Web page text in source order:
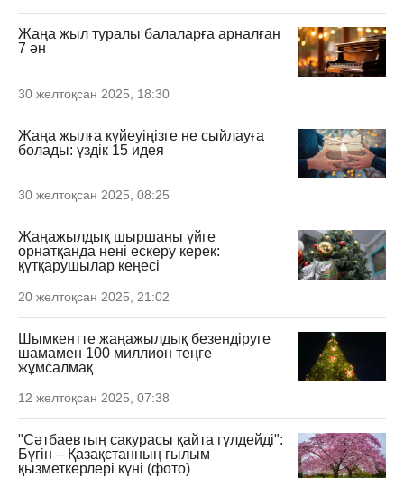
Жаңа жыл туралы балаларға арналған
7 ән
30 желтоқсан 2025, 18:30
Жаңа жылға күйеуіңізге не сыйлауға
болады: үздік 15 идея
30 желтоқсан 2025, 08:25
Жаңажылдық шыршаны үйге
орнатқанда нені ескеру керек:
құтқарушылар кеңесі
20 желтоқсан 2025, 21:02
Шымкентте жаңажылдық безендіруге
шамамен 100 миллион теңге
жұмсалмақ
12 желтоқсан 2025, 07:38
"Сәтбаевтың сакурасы қайта гүлдейді":
Бүгін – Қазақстанның ғылым
қызметкерлері күні (фото)